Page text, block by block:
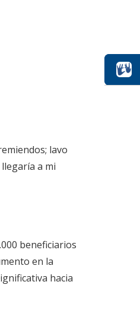
lavo
a mi
beneficiarios
en la
hacia